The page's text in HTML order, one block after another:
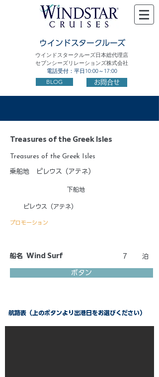
ウインドスタークルーズ
ウインドスタークルーズ日本総代理店
セブンシーズリレーションズ株式会社
電話受付：平日10:00～17:00
BLOG お問合せ
Treasures of the Greek Isles
Treasures of the Greek Isles
乗船地 ピレウス（アテネ）
下船地
ピレウス（アテネ）
プロモーション
船名 Wind Surf 7 泊
ボタン
航路表（上のボタンより出港日をお選びください）